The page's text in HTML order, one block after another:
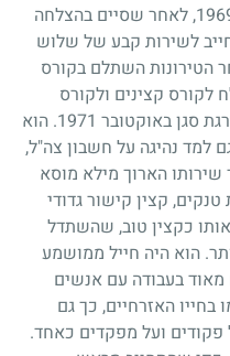
, לאחר שסיים בהצלחה
לשירות קבע של שלוש
הטירונות השתלם בקורס
קצינים ולקורס
סגן באוקטובר 1971. הוא
למד נהיגה על חשבון צה"ל,
הארוך מילא מוסא
קצין קישור גדודי
אותו כקצין טוב, שהשתדל
הוא היה חייל ממושמע
מאוד בעבודה עם אנשים
האזרחיים, כך גם
ועל מפקדים כאחד.